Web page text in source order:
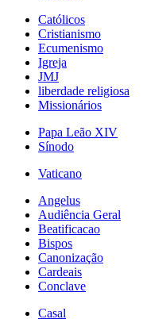
Católicos
Cristianismo
Ecumenismo
Igreja
JMJ
liberdade religiosa
Missionários
Papa Leão XIV
Sínodo
Vaticano
Angelus
Audiência Geral
Beatificacao
Bispos
Canonização
Cardeais
Conclave
Casal